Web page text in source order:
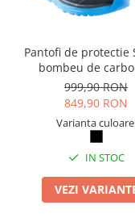
Pantofi de protectie
bombeu de
inchidere BOAÂ®
999,90 RON
849,90 RON
Varianta
IN STOC
VEZI